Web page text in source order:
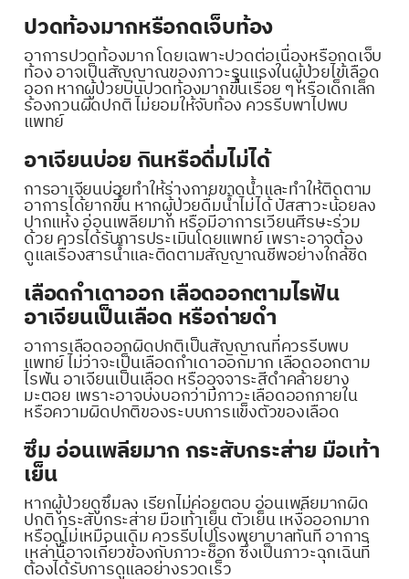
ปวดท้องมากหรือกดเจ็บท้อง
อาการปวดท้องมาก โดยเฉพาะปวดต่อเนื่องหรือกดเจ็บ
ท้อง อาจเป็นสัญญาณของภาวะรุนแรงในผู้ป่วยไข้เลือด
ออก หากผู้ป่วยบ่นปวดท้องมากขึ้นเรื่อย ๆ หรือเด็กเล็ก
ร้องกวนผิดปกติ ไม่ยอมให้จับท้อง ควรรีบพาไปพบ
แพทย์
อาเจียนบ่อย กินหรือดื่มไม่ได้
การอาเจียนบ่อยทำให้ร่างกายขาดน้ำและทำให้ติดตาม
อาการได้ยากขึ้น หากผู้ป่วยดื่มน้ำไม่ได้ ปัสสาวะน้อยลง
ปากแห้ง อ่อนเพลียมาก หรือมีอาการเวียนศีรษะร่วม
ด้วย ควรได้รับการประเมินโดยแพทย์ เพราะอาจต้อง
ดูแลเรื่องสารน้ำและติดตามสัญญาณชีพอย่างใกล้ชิด
เลือดกำเดาออก เลือดออกตามไรฟัน
อาเจียนเป็นเลือด หรือถ่ายดำ
อาการเลือดออกผิดปกติเป็นสัญญาณที่ควรรีบพบ
แพทย์ ไม่ว่าจะเป็นเลือดกำเดาออกมาก เลือดออกตาม
ไรฟัน อาเจียนเป็นเลือด หรืออุจจาระสีดำคล้ายยาง
มะตอย เพราะอาจบ่งบอกว่ามีภาวะเลือดออกภายใน
หรือความผิดปกติของระบบการแข็งตัวของเลือด
ซึม อ่อนเพลียมาก กระสับกระส่าย มือเท้า
เย็น
หากผู้ป่วยดูซึมลง เรียกไม่ค่อยตอบ อ่อนเพลียมากผิด
ปกติ กระสับกระส่าย มือเท้าเย็น ตัวเย็น เหงื่อออกมาก
หรือดูไม่เหมือนเดิม ควรรีบไปโรงพยาบาลทันที อาการ
เหล่านี้อาจเกี่ยวข้องกับภาวะช็อก ซึ่งเป็นภาวะฉุกเฉินที่
ต้องได้รับการดูแลอย่างรวดเร็ว